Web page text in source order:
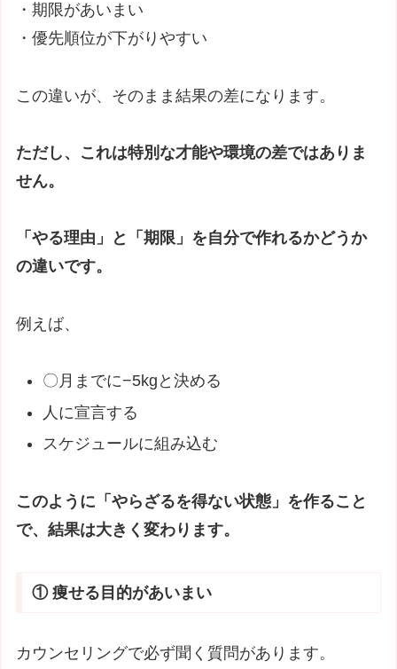
・期限があいまい
・優先順位が下がりやすい
この違いが、そのまま結果の差になります。
ただし、これは特別な才能や環境の差ではありま
せん。
「やる理由」と「期限」を自分で作れるかどうか
の違いです。
例えば、
〇月までに−5kgと決める
人に宣言する
スケジュールに組み込む
このように「やらざるを得ない状態」を作ること
で、結果は大きく変わります。
① 痩せる目的があいまい
カウンセリングで必ず聞く質問があります。